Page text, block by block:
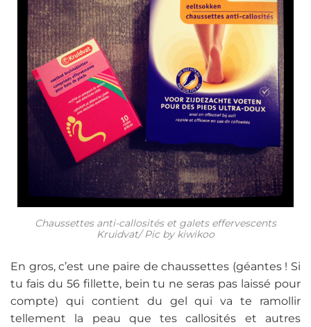
Chaussettes anti-callosités et galets effervescents
Kruidvat/ Pic by kiwikoo
En gros, c’est une paire de chaussettes (géantes ! Si
tu fais du 56 fillette, bein tu ne seras pas laissé pour
compte) qui contient du gel qui va te ramollir
tellement la peau que tes callosités et autres